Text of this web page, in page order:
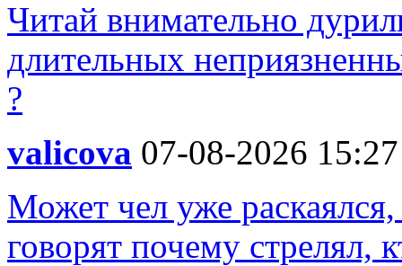
Читай внимательно
длительных
?
valicova 07-08-2026 15:27
Может чел уже
говорят почему стрелял,